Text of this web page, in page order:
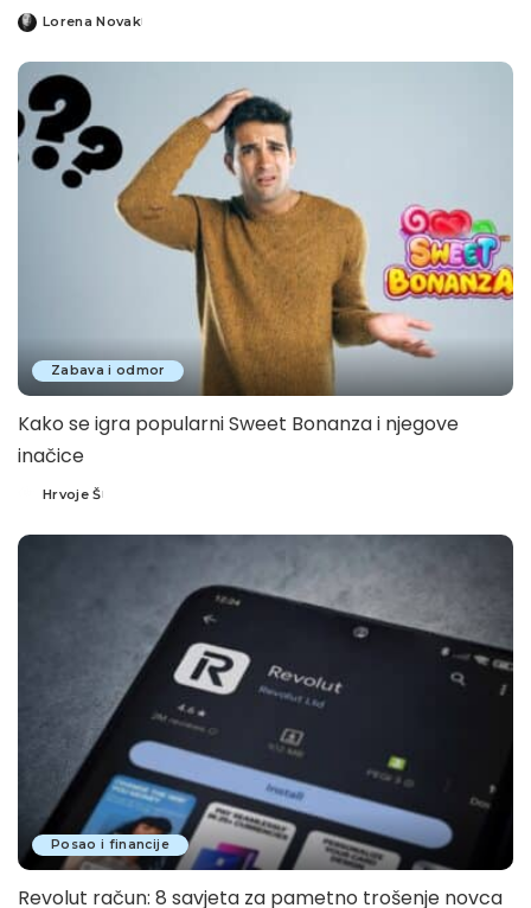
Posted
Lorena Novak
Zabava i odmor
Kako se igra popularni Sweet Bonanza i njegove
inačice
Posted
Hrvoje Š
Posao i financije
Revolut račun: 8 savjeta za pametno trošenje novca